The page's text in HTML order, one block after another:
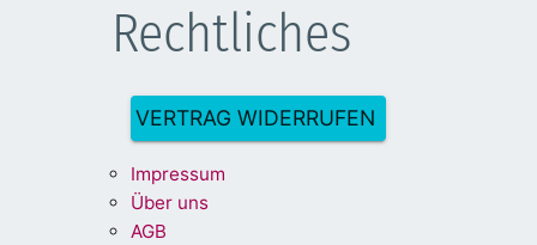
Rechtliches
VERTRAG WIDERRUFEN
Impressum
Über uns
AGB